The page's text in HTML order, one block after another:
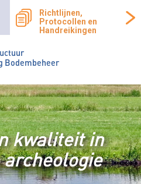
Bodembeheer
Richtlijnen,
Protocollen en
Handreikingen
kwaliteit in